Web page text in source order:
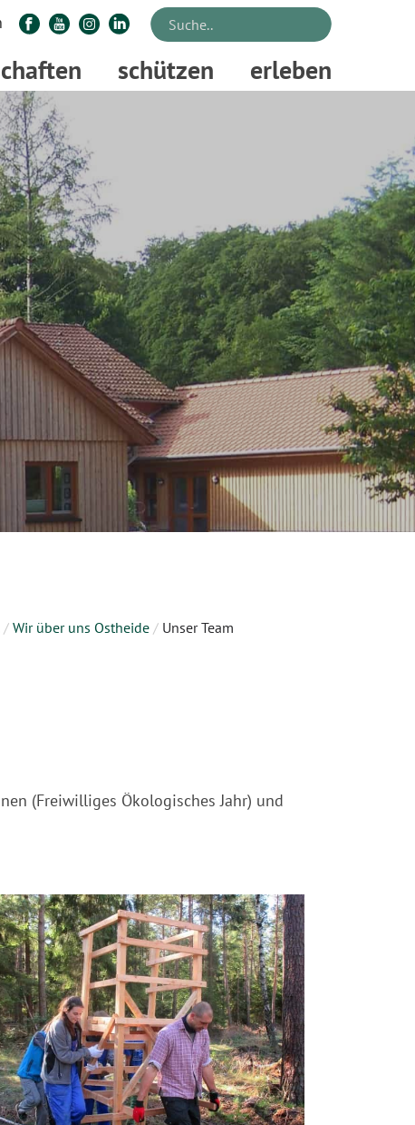
schützen erleben
/ Wir über uns Ostheide / Unser Team
(Freiwilliges Ökologisches Jahr) und